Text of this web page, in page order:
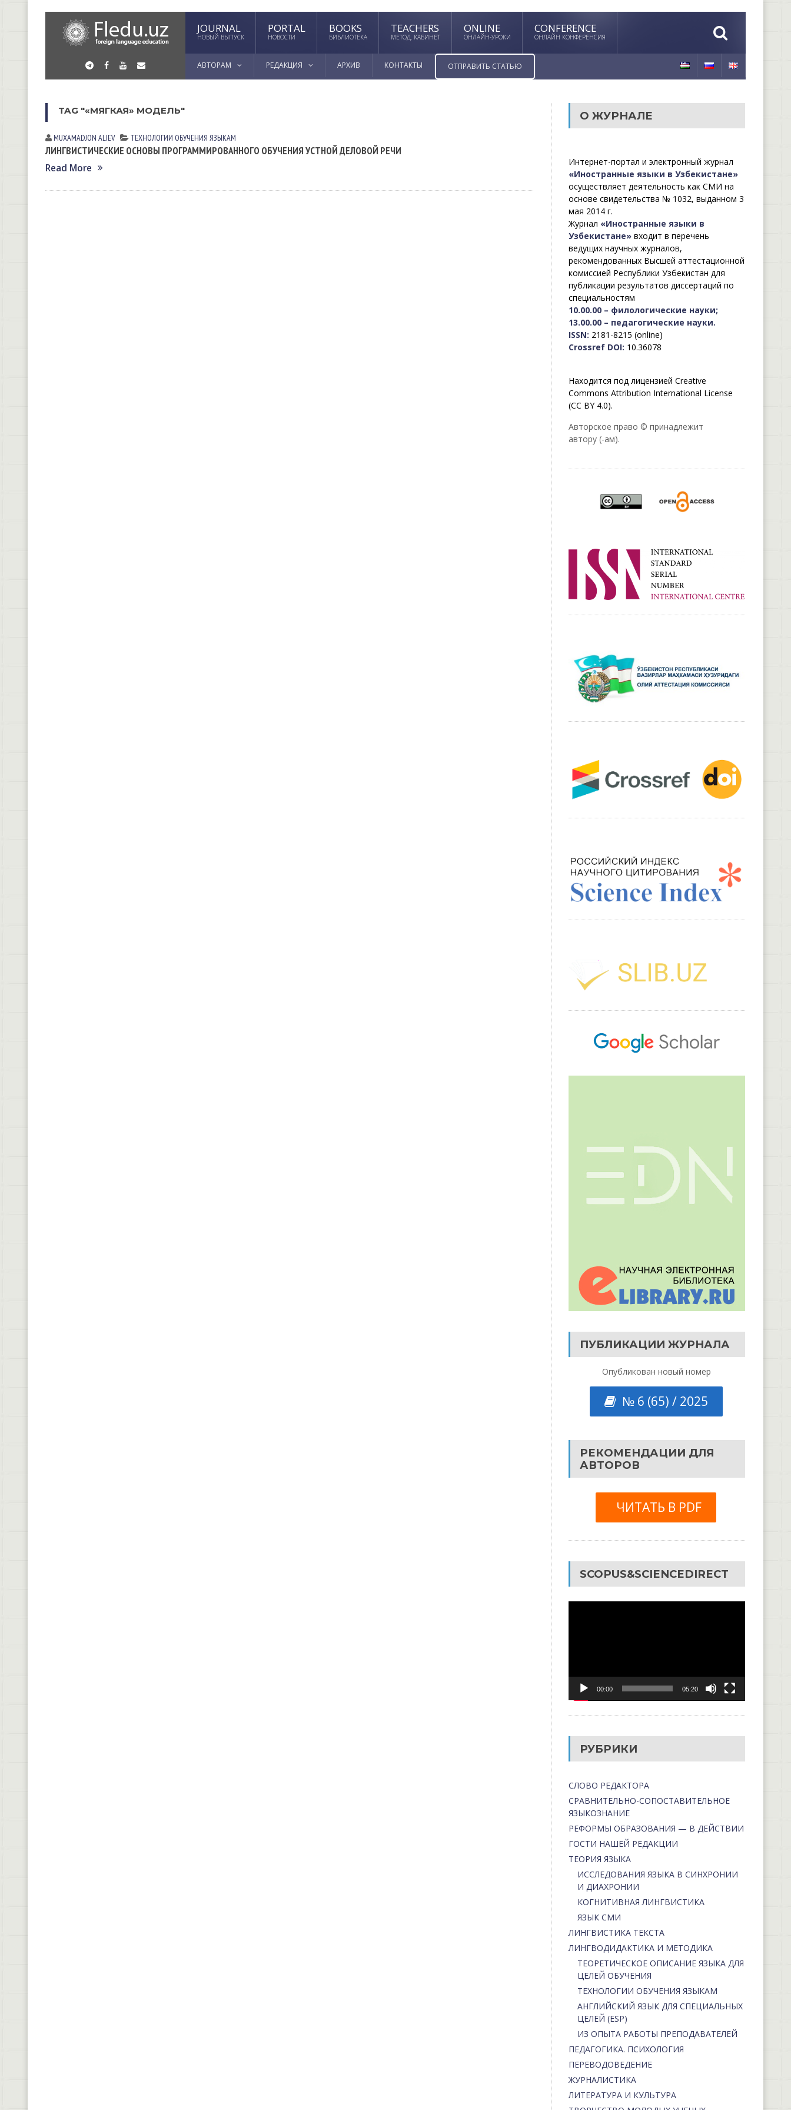
JOURNAL
НОВЫЙ ВЫПУСК
PORTAL
НОВОСТИ
BOOKS
БИБЛИОТЕКА
TEACHERS
МЕТОД. КАБИНЕТ
ONLINE
ОНЛАЙН-УРОКИ
CONFERENCE
ОНЛАЙН КОНФЕРЕНСИЯ
АВТОРАМ РЕДАКЦИЯ АРХИВ КОНТАКТЫ ОТПРАВИТЬ СТАТЬЮ
TAG "«МЯГКАЯ» МОДЕЛЬ"
MUXAMADJON АLIEV ТЕХНОЛОГИИ ОБУЧЕНИЯ ЯЗЫКАМ
ЛИНГВИСТИЧЕСКИЕ ОСНОВЫ ПРОГРАММИРОВАННОГО ОБУЧЕНИЯ УСТНОЙ ДЕЛОВОЙ РЕЧИ
Read More
О ЖУРНАЛЕ
Интернет-портал и электронный журнал
«Иностранные языки в Узбекистане»
осуществляет деятельность как СМИ на
основе свидетельства № 1032, выданном 3
мая 2014 г.
Журнал «Иностранные языки в
Узбекистане»входит в перечень
ведущих научных журналов,
рекомендованных Высшей аттестационной
комиссией Республики Узбекистан для
публикации результатов диссертаций по
специальностям
10.00.00 – филологические науки;
13.00.00 – педагогические науки.
ISSN: 2181-8215 (online)
Crossref DOI: 10.36078
Находится под лицензией Creative
Commons Attribution International License
(CC BY 4.0).
Авторское право © принадлежит
автору (-ам).
ПУБЛИКАЦИИ ЖУРНАЛА
Опубликован новый номер
№ 6 (65) / 2025
РЕКОМЕНДАЦИИ ДЛЯ
АВТОРОВ
ЧИТАТЬ В PDF
SCOPUS&SCIENCEDIRECT
00:00 05:20
РУБРИКИ
СЛОВО РЕДАКТОРА
СРАВНИТЕЛЬНО-СОПОСТАВИТЕЛЬНОЕ
ЯЗЫКОЗНАНИЕ
РЕФОРМЫ ОБРАЗОВАНИЯ — В ДЕЙСТВИИ
ГОСТИ НАШЕЙ РЕДАКЦИИ
ТЕОРИЯ ЯЗЫКА
ИССЛЕДОВАНИЯ ЯЗЫКА В СИНХРОНИИ
И ДИАХРОНИИ
КОГНИТИВНАЯ ЛИНГВИСТИКА
ЯЗЫК СМИ
ЛИНГВИСТИКА ТЕКСТА
ЛИНГВОДИДАКТИКА И МЕТОДИКА
ТЕОРЕТИЧЕСКОЕ ОПИСАНИЕ ЯЗЫКА ДЛЯ
ЦЕЛЕЙ ОБУЧЕНИЯ
ТЕХНОЛОГИИ ОБУЧЕНИЯ ЯЗЫКАМ
АНГЛИЙСКИЙ ЯЗЫК ДЛЯ СПЕЦИАЛЬНЫХ
ЦЕЛЕЙ (ESP)
ИЗ ОПЫТА РАБОТЫ ПРЕПОДАВАТЕЛЕЙ
ПЕДАГОГИКА. ПСИХОЛОГИЯ
ПЕРЕВОДОВЕДЕНИЕ
ЖУРНАЛИСТИКА
ЛИТЕРАТУРА И КУЛЬТУРА